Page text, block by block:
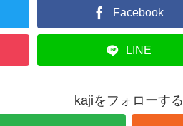
Facebook
LINE
kajiをフォローする